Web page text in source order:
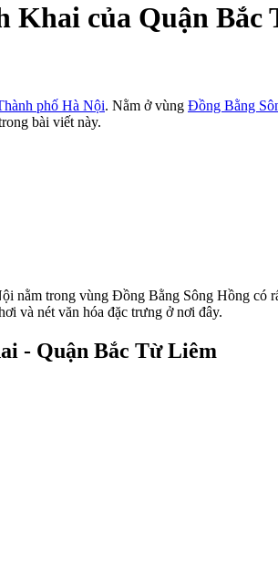
của Quận Bắc
phố Hà Nội. Nằm ở vùng Đồng Bằng
bài viết này.
trong vùng Đồng Bằng Sông Hồng có
và nét văn hóa đặc trưng ở nơi đây.
- Quận Bắc Từ Liêm